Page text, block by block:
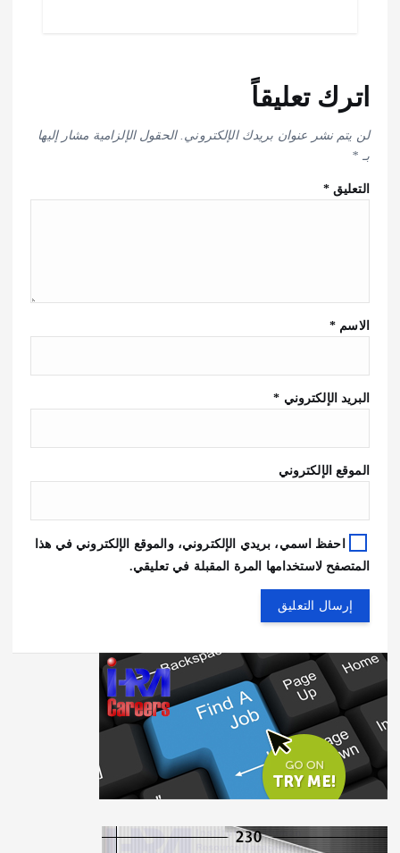
اترك تعليقاً
لن يتم نشر عنوان بريدك الإلكتروني. الحقول الإلزامية مشار إليها
بـ *
التعليق*
الاسم *
البريد الإلكتروني *
الموقع الإلكتروني
احفظ اسمي، بريدي الإلكتروني، والموقع الإلكتروني في هذا
المتصفح لاستخدامها المرة المقبلة في تعليقي.